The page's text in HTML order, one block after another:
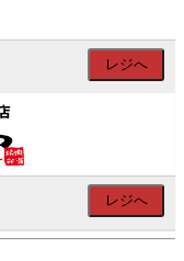
×
レジへ
×
レジへ